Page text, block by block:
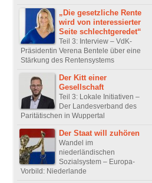
„Die gesetzliche Rente
wird von interessierter
Seite schlechtgeredet“
Teil 3: Interview – VdK-
Präsidentin Verena Bentele über eine
Stärkung des Rentensystems
Der Kitt einer
Gesellschaft
Teil 3: Lokale Initiativen –
Der Landesverband des
Paritätischen in Wuppertal
Der Staat will zuhören
Wandel im
niederländischen
Sozialsystem – Europa-
Vorbild: Niederlande